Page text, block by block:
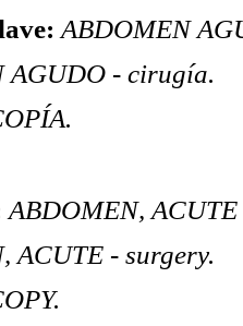
ABDOMEN
AGUDO - cirugía.
ABDOMEN,
ACUTE - surgery.